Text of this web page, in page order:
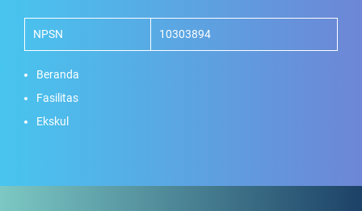
NPSN 10303894
Beranda
Fasilitas
Ekskul